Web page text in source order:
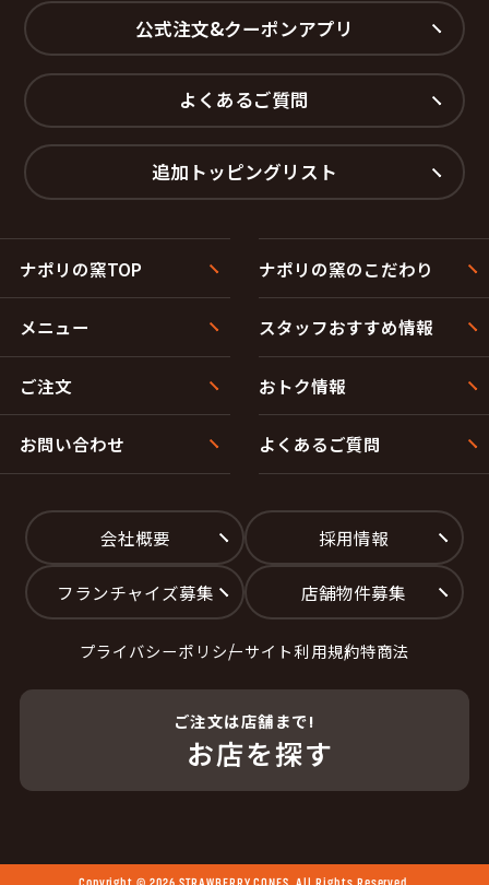
公式注文&クーポンアプリ
よくあるご質問
追加トッピングリスト
ナポリの窯TOP ナポリの窯のこだわり
メニュー スタッフおすすめ情報
ご注文 おトク情報
お問い合わせ よくあるご質問
会社概要 採用情報
フランチャイズ募集 店舗物件募集
プライバシーポリシーサイト利用規約特商法
ご注文は店舗まで!
お店を探す